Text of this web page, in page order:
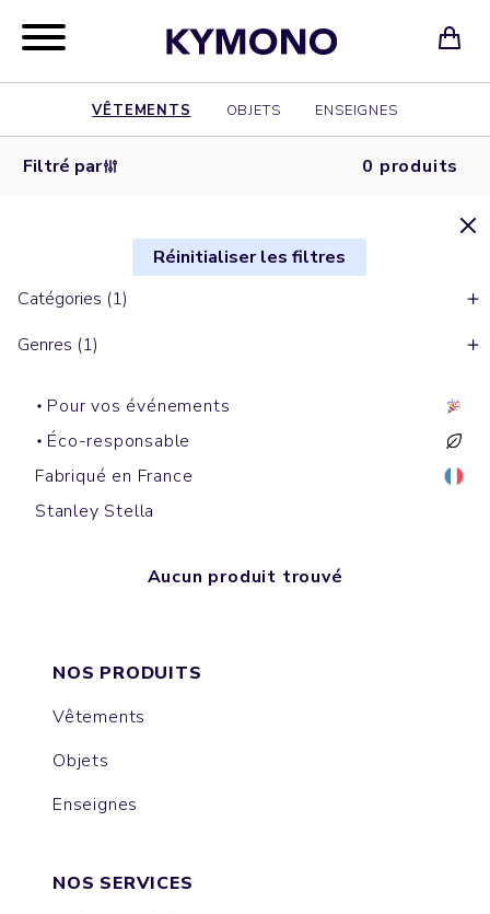
VÊTEMENTS OBJETS ENSEIGNES
Filtré par 0 produits
Réinitialiser les filtres
Catégories (1)
Genres (1)
Pour vos événements
Éco-responsable
Fabriqué en France
Stanley Stella
Aucun produit trouvé
NOS PRODUITS
Vêtements
Objets
Enseignes
NOS SERVICES